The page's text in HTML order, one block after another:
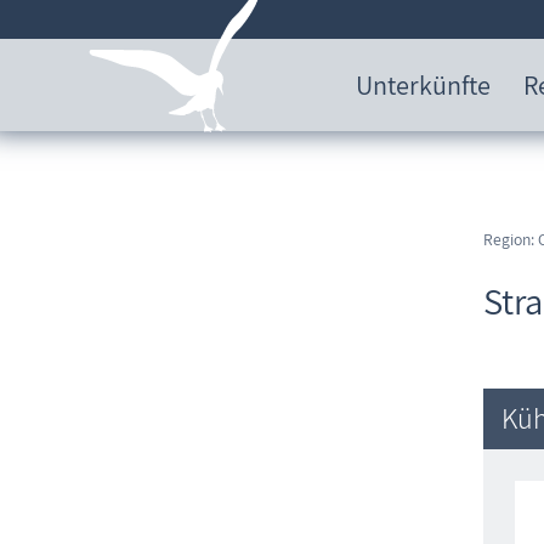
Unterkünfte
Region: